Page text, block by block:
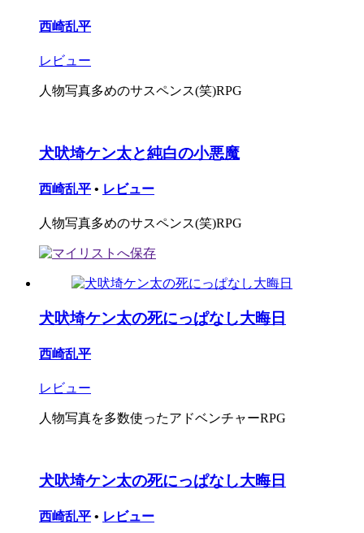
西崎乱平
レビュー
人物写真多めのサスペンス(笑)RPG
犬吠埼ケン太と純白の小悪魔
西崎乱平 • レビュー
人物写真多めのサスペンス(笑)RPG
犬吠埼ケン太の死にっぱなし大晦日
西崎乱平
レビュー
人物写真を多数使ったアドベンチャーRPG
犬吠埼ケン太の死にっぱなし大晦日
西崎乱平 • レビュー